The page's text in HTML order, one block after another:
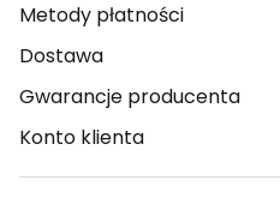
Metody płatności
Dostawa
Gwarancje producenta
Konto klienta